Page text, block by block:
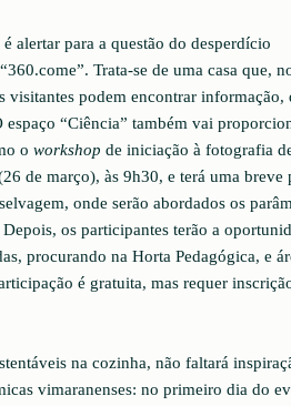
alertar para a questão do desperdício
Trata-se de uma casa que,
podem encontrar informação,
“Ciência” também vai
o workshop de iniciação à fotografia
de março), às 9h30, e terá uma breve
onde serão abordados os
os participantes terão a
procurando na Horta Pedagógica, e
é gratuita, mas requer
na cozinha, não faltará
vimaranenses: no primeiro dia do